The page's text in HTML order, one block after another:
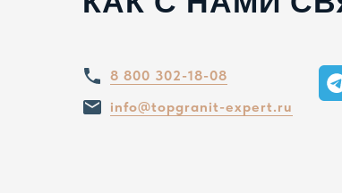
info@topgranit-expert.ru
8 800 302-18-08